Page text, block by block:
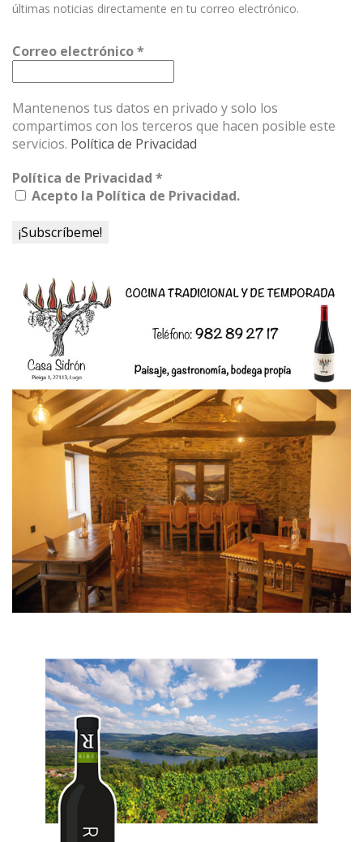
últimas noticias directamente en tu correo electrónico.
Correo electrónico*
Mantenenos tus datos en privado y solo los
compartimos con los terceros que hacen posible este
servicios. Política de Privacidad
Política de Privacidad *
Acepto la Política de Privacidad.